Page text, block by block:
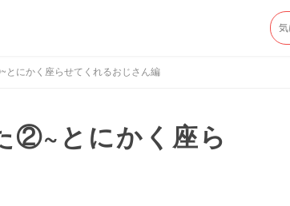
にかく座らせてくれるおじさん編
②~とにかく座ら